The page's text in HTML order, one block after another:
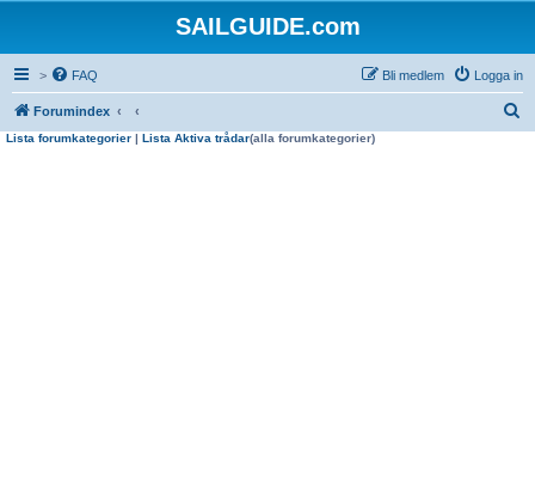
SAILGUIDE.com
> FAQ Logga in
Bli medlem
Forumindex
Lista forumkategorier | Lista Aktiva trådar(alla forumkategorier)